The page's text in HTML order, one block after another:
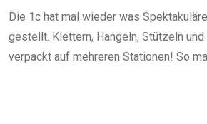
Die 1c hat mal wieder was
gestellt. Klettern, Hangeln, Stützeln
verpackt auf mehreren Stationen! So